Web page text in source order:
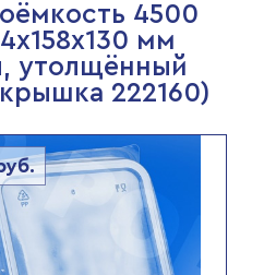
4500
мм
утолщённый
222160)